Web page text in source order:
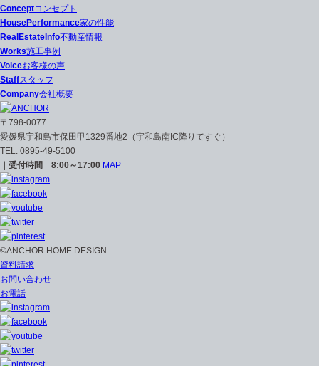
Conceptコンセプト
HousePerformance家の性能
RealEstateInfo不動産情報
Works施工事例
Voiceお客様の声
Staffスタッフ
Company会社概要
〒798-0077
愛媛県宇和島市保田甲1329番地2（宇和島南IC降りてすぐ）
TEL. 0895-49-5100
｜受付時間 8:00～17:00 MAP
©ANCHOR HOME DESIGN
資料請求
お問い合わせ
お電話